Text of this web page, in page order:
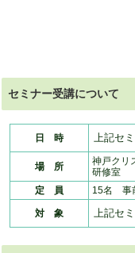
セミナー受講について
日 時 上記セ
場 所
神戸クリ
研修室
定 員
15名 事
対 象 上記セ